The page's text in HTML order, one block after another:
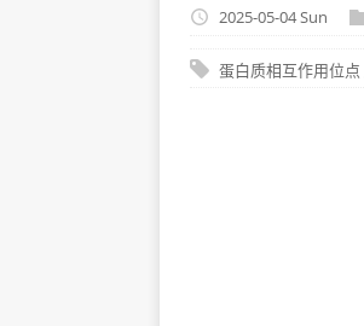
2025-05-04 Sun
蛋白质相互作用位点